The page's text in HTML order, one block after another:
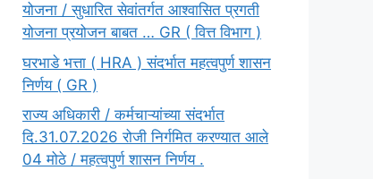
योजना / सुधारित सेवांतर्गत आश्वासित प्रगती
योजना प्रयोजन बाबत … GR ( वित्त विभाग )
घरभाडे भत्ता ( HRA ) संदर्भात महत्वपुर्ण शासन
निर्णय ( GR )
राज्य अधिकारी / कर्मचाऱ्यांच्या संदर्भात
दि.31.07.2026 रोजी निर्गमित करण्यात आले
04 मोठे / महत्वपुर्ण शासन निर्णय .